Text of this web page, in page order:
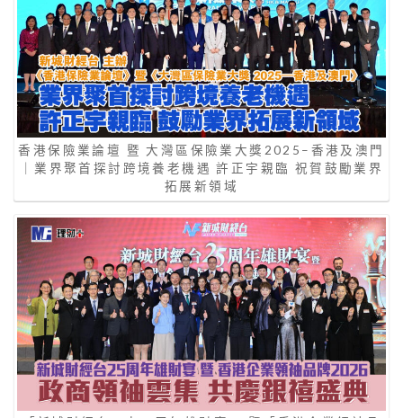
香港保險業論壇 暨 大灣區保險業大獎2025–香港及澳門
｜業界聚首探討跨境養老機遇 許正宇親臨 祝賀鼓勵業界
拓展新領域